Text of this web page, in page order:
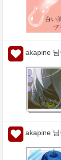
akapine
akapine